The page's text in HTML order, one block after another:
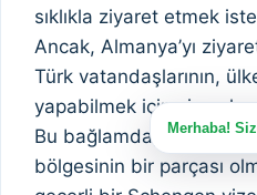
sıklıkla ziyaret etmek
Ancak, Almanya’yı
Türk vatandaşlarının,
yapabilmek için vize
Bu bağlamda, Almanya,
bölgesinin bir parçası
Merhaba!